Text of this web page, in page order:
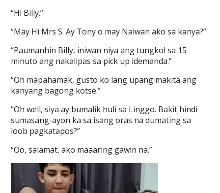
“Hi Billy.”
“May Hi Mrs S. Ay Tony o may Naiwan ako sa kanya?”
“Paumanhin Billy, iniwan niya ang tungkol sa 15
minuto ang nakalipas sa pick up idemanda.”
“Oh mapahamak, gusto ko lang upang makita ang
kanyang bagong kotse.”
“Oh well, siya ay bumalik huli sa Linggo. Bakit hindi
sumasang-ayon ka sa isang oras na dumating sa
loob pagkatapos?”
“Oo, salamat, ako maaaring gawin na.”